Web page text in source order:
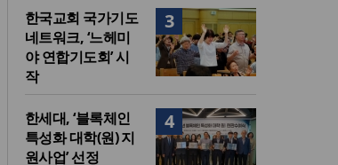
3
한국교회 국가기도
네트워크, ‘느헤미
야 연합기도회’ 시
작
4
한세대, ‘블록체인
특성화 대학(원) 지
원사업’ 선정